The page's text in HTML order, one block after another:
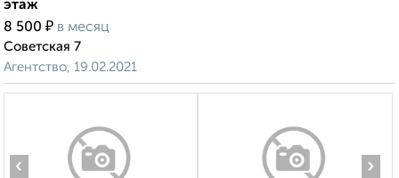
этаж
8 500 ₽ в месяц
Советская 7
Агентство, 19.02.2021
‹ ›